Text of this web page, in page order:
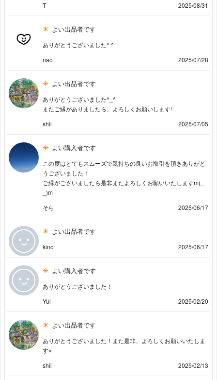
T
2025/08/31
よい出品者です
ありがとうございました^ ^
nao
2025/07/28
よい出品者です
ありがとうございました^_^
またご縁がありましたら、よろしくお願いします!
shii
2025/07/05
よい購入者です
この度はとてもスムーズで気持ちの良いお取引を頂きありがと
うございました！
ご縁がございましたら是非またよろしくお願いいたしますm(_
_)m
そら
2025/06/17
よい出品者です
kino 2025/06/17
よい購入者です
ありがとうございました！
Yui
2025/02/20
よい出品者です
ありがとうございました！また是非、よろしくお願いいたしま
す⭐︎
shii
2025/02/13